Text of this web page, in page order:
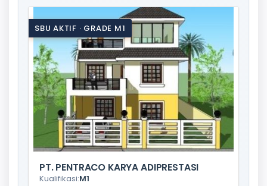
SBU AKTIF · GRADE M1
PT. PENTRACO KARYA ADIPRESTASI
Kualifikasi:M1